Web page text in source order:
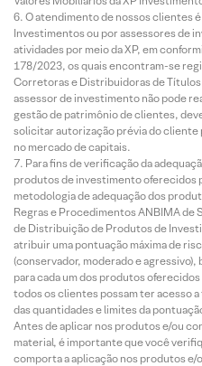
O atendimento de nossos clientes
Investimentos ou por assessores de
atividades por meio da XP, em
178/2023, os quais encontram-se
Corretoras e Distribuidoras de Títulos
assessor de investimento não pode
gestão de patrimônio de clientes,
solicitar autorização prévia do cliente
no mercado de capitais.
Para fins de verificação da
produtos de investimento oferecidos
metodologia de adequação dos
Regras e Procedimentos ANBIMA de
de Distribuição de Produtos de
atribuir uma pontuação máxima de
(conservador, moderado e
para cada um dos produtos
todos os clientes possam ter acesso
das quantidades e limites da
Antes de aplicar nos produtos e/ou
material, é importante que você
comporta a aplicação nos produtos